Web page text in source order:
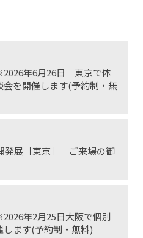
年6月26日 東京で体
会を開催します(予約制・無
発展［東京］ ご来場の御
年2月25日大阪で個別
します(予約制・無料)